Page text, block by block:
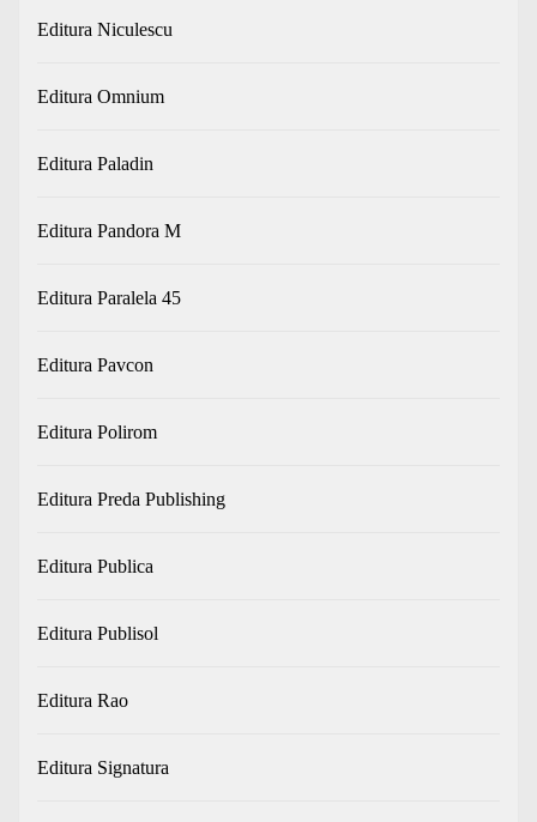
Editura Niculescu
Editura Omnium
Editura Paladin
Editura Pandora M
Editura Paralela 45
Editura Pavcon
Editura Polirom
Editura Preda Publishing
Editura Publica
Editura Publisol
Editura Rao
Editura Signatura